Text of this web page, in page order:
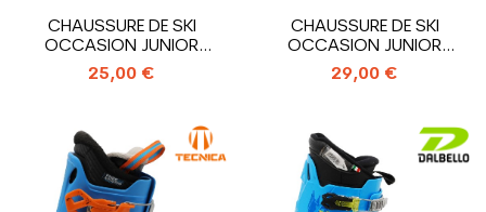
CHAUSSURE DE SKI
OCCASION JUNIOR
NORDICA TEAM T1_1...
25,00 €
CHAUSSURE DE SKI
OCCASION JUNIOR
ROSSIGNOL COMP...
29,00 €